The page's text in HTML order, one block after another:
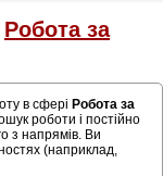
Робота за
в сфері Робота за
роботи і постійно
з напрямів. Ви
(наприклад,